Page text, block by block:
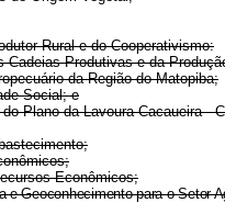
Rural e do Cooperativismo:
Cadeias Produtivas e da
da Região do Matopiba;
Social; e
Plano da Lavoura Cacaueira -
Econômicos;
Geoconhecimento para o Setor